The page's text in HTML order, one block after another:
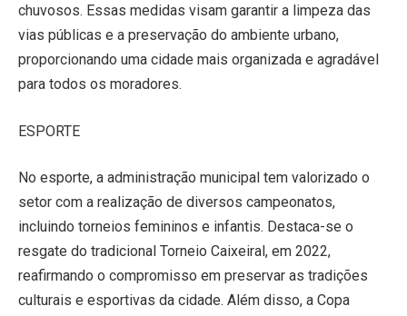
chuvosos. Essas medidas visam garantir a limpeza das
vias públicas e a preservação do ambiente urbano,
proporcionando uma cidade mais organizada e agradável
para todos os moradores.
ESPORTE
No esporte, a administração municipal tem valorizado o
setor com a realização de diversos campeonatos,
incluindo torneios femininos e infantis. Destaca-se o
resgate do tradicional Torneio Caixeiral, em 2022,
reafirmando o compromisso em preservar as tradições
culturais e esportivas da cidade. Além disso, a Copa